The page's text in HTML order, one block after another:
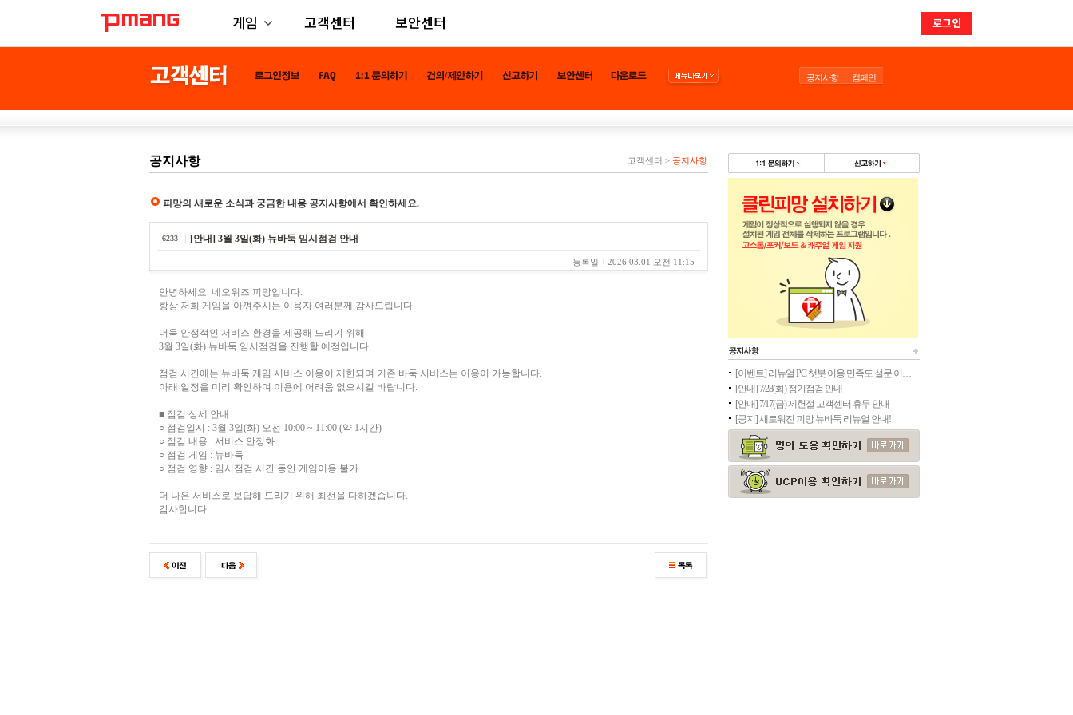
게임 고객센터 보안센터 로그인
공지사항 캠페인
공지사항 고객센터 > 공지사항
피망의 새로운 소식과 궁금한 내용 공지사항에서 확인하세요.
6233 [안내] 3월 3일(화) 뉴바둑 임시점검 안내
등록일 2026.03.01 오전 11:15
안녕하세요. 네오위즈 피망입니다.
항상 저희 게임을 아껴주시는 이용자 여러분께 감사드립니다.
더욱 안정적인 서비스 환경을 제공해 드리기 위해
3월 3일(화) 뉴바둑 임시점검을 진행할 예정입니다.
점검 시간에는 뉴바둑 게임 서비스 이용이 제한되며 기존 바둑 서비스는 이용이 가능합니다.
아래 일정을 미리 확인하여 이용에 어려움 없으시길 바랍니다.
■ 점검 상세 안내
○ 점검일시 : 3월 3일(화) 오전 10:00 ~ 11:00 (약 1시간)
○ 점검 내용 : 서비스 안정화
○ 점검 게임 : 뉴바둑
○ 점검 영향 : 임시점검 시간 동안 게임이용 불가
더 나은 서비스로 보답해 드리기 위해 최선을 다하겠습니다.
감사합니다.
[이벤트] 리뉴얼 PC 챗봇 이용 만족도 설문 이벤트(종료)
[안내] 7/28(화) 정기점검 안내
[안내] 7/17(금) 제헌절 고객센터 휴무 안내
[공지] 새로워진 피망 뉴바둑 리뉴얼 안내!